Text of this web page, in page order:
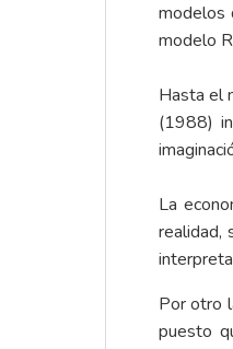
modelos
modelo
Hasta el
(1988)
La
realidad,
Por otro
puesto